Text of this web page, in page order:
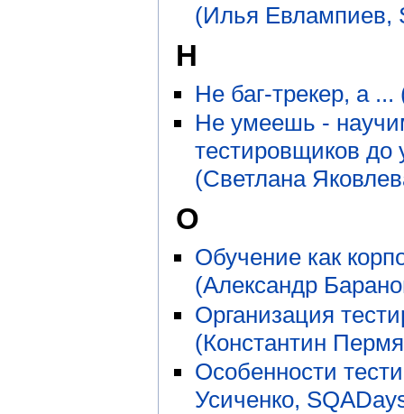
(Илья Евлампиев,
Н
Не баг-трекер, а
Не умеешь -
тестировщиков до
(Светлана
О
Обучение как
(Александр
Организация
(Константин
Особенности
Усиченко,